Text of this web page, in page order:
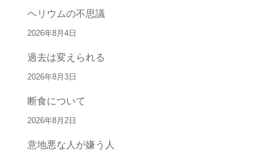
ヘリウムの不思議
2026年8月4日
過去は変えられる
2026年8月3日
断食について
2026年8月2日
意地悪な人が嫌う人